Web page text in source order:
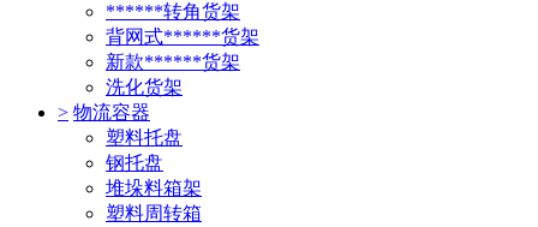
******转角货架
背网式******货架
新款******货架
洗化货架
> 物流容器
塑料托盘
钢托盘
堆垛料箱架
塑料周转箱